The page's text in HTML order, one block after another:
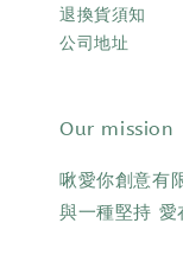
退換貨須知
公司地址
Our mission
啾愛你創意有
與一種堅持 愛